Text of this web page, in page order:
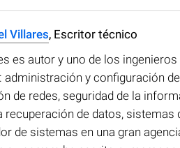
Villares, Escritor técnico
es autor y uno de los
administración y configuración
de redes, seguridad de la
recuperación de datos,
de sistemas en una gran